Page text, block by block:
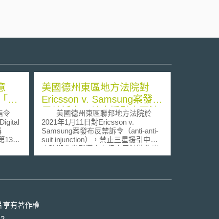
迷
令
13
使用
因此
美國德州東區地方法院對
Ericsson v. Samsung案發布
反禁訴令，禁止援引中國法
院禁訴令干擾美國法院對
SEP管轄權
美國德州東區聯邦地方法院於
2021年1月11日對Ericsson v.
Samsung案發布反禁訴令（anti-anti-
suit injunction），禁止三星援引中國
大陸湖北省武漢市中級人民法院作出
之禁訴令（anti-suit injunction），以
享有著作權